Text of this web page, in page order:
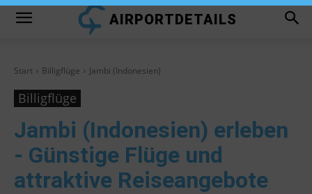
AIRPORTDETAILS
Start Billigflüge Jambi (Indonesien)
Billigflüge
Jambi (Indonesien) erleben
- Günstige Flüge und
attraktive Reiseangebote